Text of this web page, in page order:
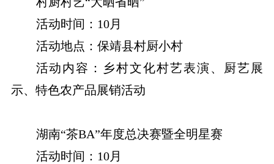
活动时间：10月
活动地点：保靖县村厨小村
活动内容：乡村文化村艺表演、厨艺展
示、特色农产品展销活动
湖南“茶BA”年度总决赛暨全明星赛
活动时间：10月